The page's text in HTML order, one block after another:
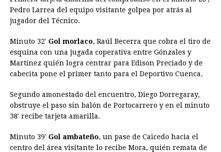
Pedro Larrea del equipo visitante golpea por atrás al
jugador del Técnico.
Minuto 32′ Gol morlaco, Raúl Becerra que cobra el tiro de
esquina con una jugada coperativa entre Gónzales y
Martínez quién logra centrar para Edison Preciado y de
cabecita pone el primer tanto para el Deportivo Cuenca.
Segundo amonestado del encuentro, Diego Dorregaray,
obstruye el paso sin balón de Portocarrero y en el minuto
38′ recibe tarjeta amarilla.
Minuto 39′ Gol ambateño, un pase de Caicedo hacia el
centro del área visitante lo recibe Mora, quién remata de